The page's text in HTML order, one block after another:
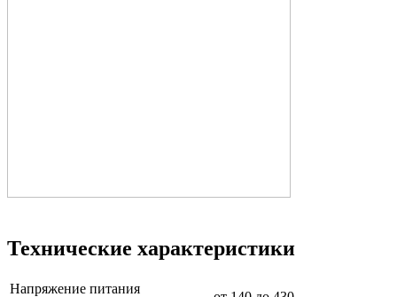
Технические характеристики
Напряжение питания